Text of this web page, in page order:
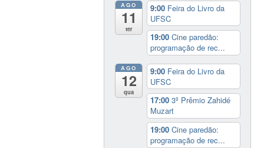
AGO
11
ter
9:00 Feira do Livro da
UFSC
19:00Cine paredão:
programação de rec...
AGO
12
qua
9:00 Feira do Livro da
UFSC
17:003º Prêmio Zahidé
Muzart
19:00Cine paredão:
programação de rec...